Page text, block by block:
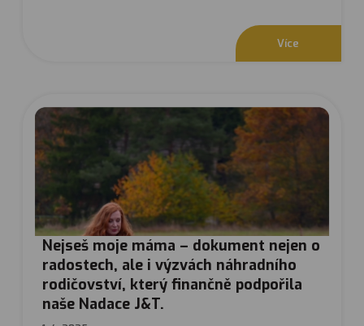
Více
Nejseš moje máma – dokument nejen o
radostech, ale i výzvách náhradního
rodičovství, který finančně podpořila
naše Nadace J&T.